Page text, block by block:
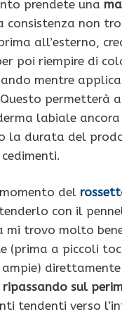
prendete una
consistenza non
all’esterno,
poi riempire di
mentre
permetterà
labiale
la durata del
momento del
con il
mi trovo molto
(prima a piccoli
ripassando sul
tendenti verso